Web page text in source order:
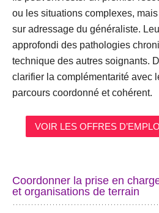
ou les situations complexes,
sur adressage du généraliste.
approfondi des pathologies
technique des autres soignants.
clarifier la complémentarité avec
parcours coordonné et cohérent.
VOIR LES OFFRES
Coordonner la prise en
et organisations de terrain